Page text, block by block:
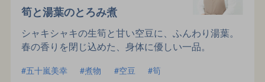
筍と湯葉のとろみ煮
シャキシャキの生筍と甘い空豆に、ふんわり湯葉。
春の香りを閉じ込めた、身体に優しい一品。
五十嵐美幸 煮物 空豆 筍